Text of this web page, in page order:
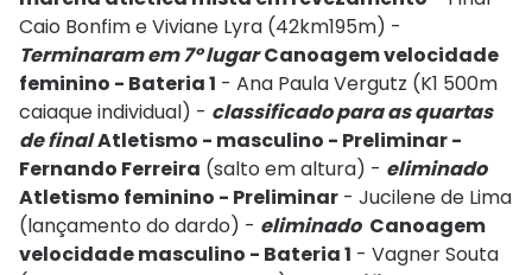
Caio Bonfim e Viviane Lyra (42km195m) -
Terminaram em 7º lugar Canoagem velocidade
feminino - Bateria 1 - Ana Paula Vergutz (K1 500m
caiaque individual) - classificadopara as quartas
de finalAtletismo - masculino - Preliminar -
Fernando Ferreira (salto em altura) - eliminado
Atletismo feminino - Preliminar - Jucilene de Lima
(lançamento do dardo) - eliminado Canoagem
velocidade masculino - Bateria 1 - Vagner Souta